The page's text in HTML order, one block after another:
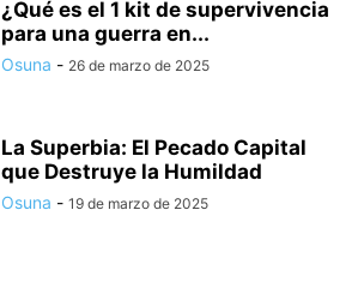
¿Qué es el 1 kit de supervivencia
para una guerra en...
Osuna - 26 de marzo de 2025
La Superbia: El Pecado Capital
que Destruye la Humildad
Osuna - 19 de marzo de 2025